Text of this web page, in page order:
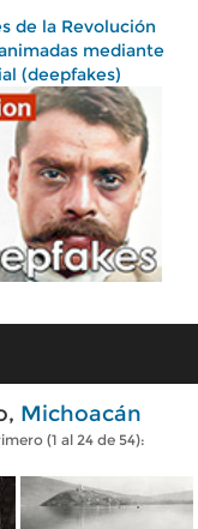
de la Revolución
mediante
(deepfakes)
Michoacán
(1 al 24 de 54):